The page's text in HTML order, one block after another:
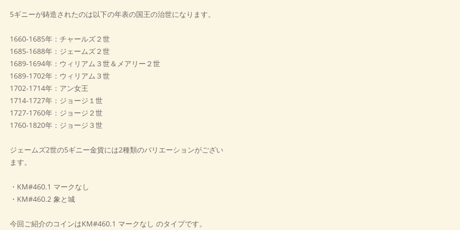
5ギニーが鋳造されたのは以下の年表の国王の治世になります。
1660-1685年：チャールズ２世
1685-1688年：ジェームズ２世
1689-1694年：ウィリアム３世＆メアリー２世
1689-1702年：ウィリアム３世
1702-1714年：アン女王
1714-1727年：ジョージ１世
1727-1760年：ジョージ２世
1760-1820年：ジョージ３世
ジェームズ2世の5ギニー金貨には2種類のバリエーションがござい
ます。
・KM#460.1 マークなし
・KM#460.2 象と城
今回ご紹介のコインはKM#460.1 マークなし のタイプです。